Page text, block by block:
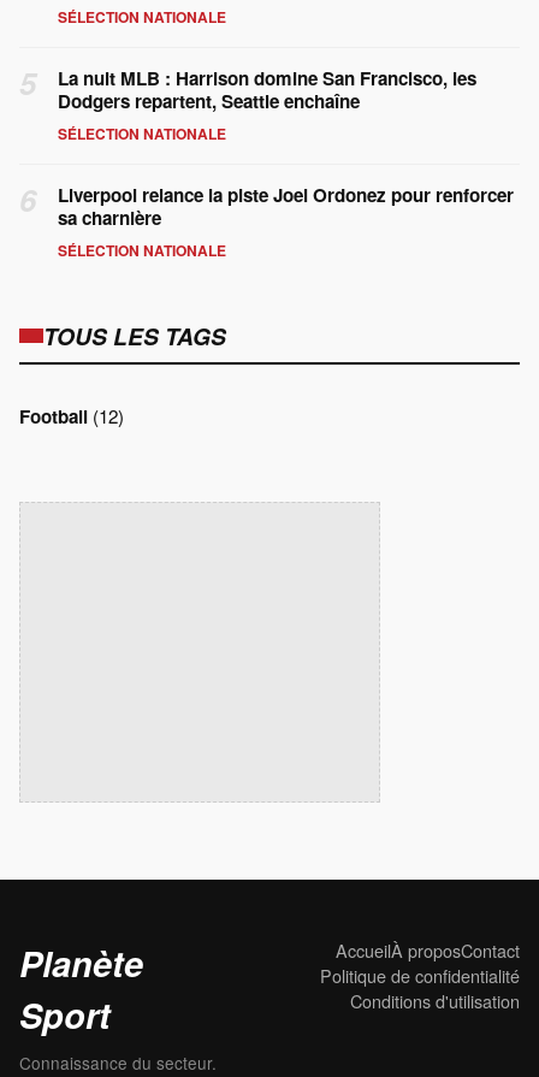
SÉLECTION NATIONALE
5
La nuit MLB : Harrison domine San Francisco, les
Dodgers repartent, Seattle enchaîne
SÉLECTION NATIONALE
6
Liverpool relance la piste Joel Ordonez pour renforcer
sa charnière
SÉLECTION NATIONALE
TOUS LES TAGS
Football (12)
Planète
Sport
Connaissance du secteur.
AccueilÀ proposContact
Politique de confidentialité
Conditions d'utilisation